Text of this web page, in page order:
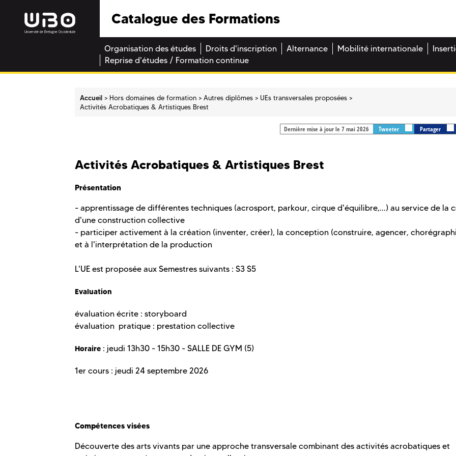
Catalogue des Formations
Organisation des études Droits d'inscription Alternance Mobilité internationale
Reprise d'études / Formation continue
Accueil Hors domaines de formation Autres diplômes
UEs transversales proposées
Activités Acrobatiques & Artistiques Brest
Dernière mise à jour le 7 mai 2026 Tweeter Partager
Activités Acrobatiques & Artistiques Brest
Présentation
- apprentissage de différentes techniques (acrosport, parkour, cirque d'équilibre,...) au service de la
d'une construction collective
- participer activement à la création (inventer, créer), la conception (construire, agencer,
et à l'interprétation de la production
L'UE est proposée aux Semestres suivants : S3 S5
Evaluation
évaluation écrite : storyboard
évaluation pratique : prestation collective
Horaire : jeudi 13h30 - 15h30 - SALLE DE GYM (5)
1er cours : jeudi 24 septembre 2026
Compétences visées
Découverte des arts vivants par une approche transversale combinant des activités acrobatiques et